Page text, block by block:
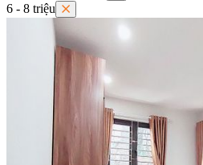
6 - 8 triệu